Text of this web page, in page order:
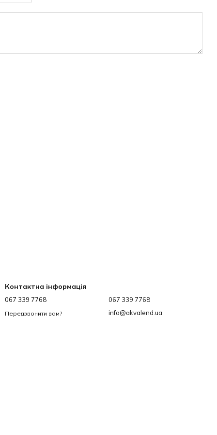
Контактна інформація
067 339 7768
Передзвонити вам?
067 339 7768
info@akvalend.ua